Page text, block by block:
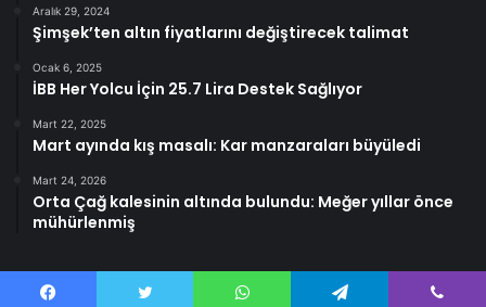
Aralık 29, 2024
Şimşek’ten altın fiyatlarını değiştirecek talimat
Ocak 6, 2025
İBB Her Yolcu İçin 25.7 Lira Destek Sağlıyor
Mart 22, 2025
Mart ayında kış masalı: Kar manzaraları büyüledi
Mart 24, 2026
Orta Çağ kalesinin altında bulundu: Meğer yıllar önce
mühürlenmiş